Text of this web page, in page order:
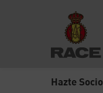
Hazte Socio